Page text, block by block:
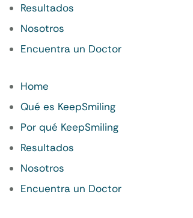
Resultados
Nosotros
Encuentra un Doctor
Home
Qué es KeepSmiling
Por qué KeepSmiling
Resultados
Nosotros
Encuentra un Doctor